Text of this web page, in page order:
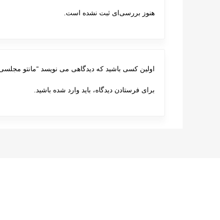
هنوز بررسی‌ای ثبت نشده است.
اولین کسی باشید که دیدگاهی می نویسد “مانتو مجلسی
برای فرستادن دیدگاه، باید وارد شده باشید.